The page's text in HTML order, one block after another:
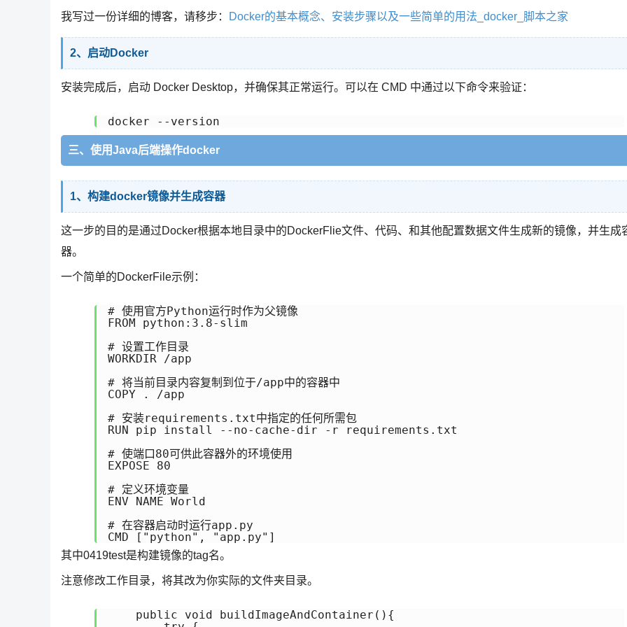
我写过一份详细的博客，请移步： Docker的基本概念、安装步骤以及一些简单的用法_docker_脚本之家
2、启动Docker
安装完成后，启动 Docker Desktop，并确保其正常运行。可以在 CMD 中通过以下命令来验证：
三、使用Java后端操作docker
1、构建docker镜像并生成容器
这一步的目的是通过Docker根据本地目录中的DockerFlie文件、代码、和其他配置数据文件生成新的镜像，并生成
器。
一个简单的DockerFile示例：
# 使用官方Python运行时作为父镜像
FROM python:3.8-slim
# 设置工作目录
WORKDIR /app
# 将当前目录内容复制到位于/app中的容器中
COPY . /app
# 安装requirements.txt中指定的任何所需包
RUN pip install --no-cache-dir -r requirements.txt
# 使端口80可供此容器外的环境使用
EXPOSE 80
# 定义环境变量
ENV NAME World
# 在容器启动时运行app.py
CMD ["python", "app.py"]
其中0419test是构建镜像的tag名。
注意修改工作目录，将其改为你实际的文件夹目录。
    public void buildImageAndContainer(){